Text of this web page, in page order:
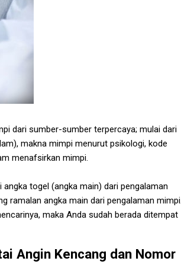
dari sumber-sumber terpercaya; mulai dari
makna mimpi menurut psikologi, kode
menafsirkan mimpi.
togel (angka main) dari pengalaman
ramalan angka main dari pengalaman mimpi.
maka Anda sudah berada ditempat
Angin Kencang dan Nomor